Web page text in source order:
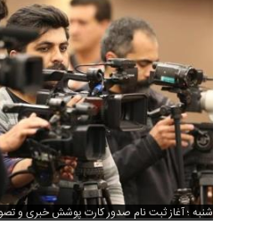
شنبه ؛ آغاز ثبت نام صدور کارت پوشش خبری و